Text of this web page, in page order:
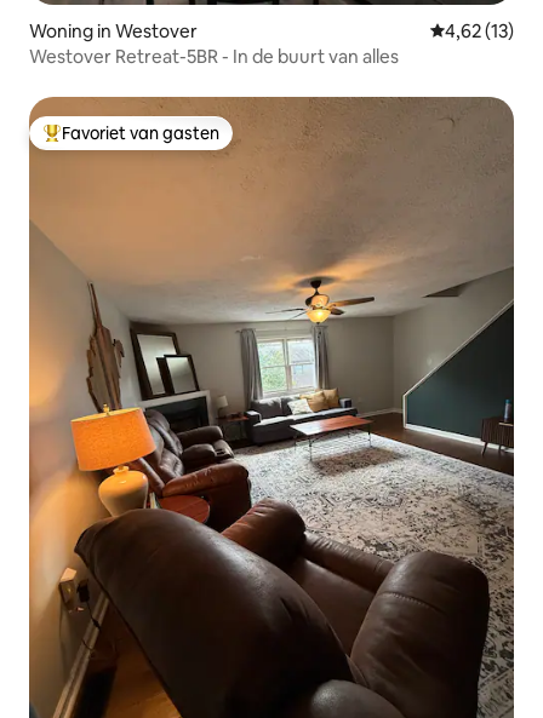
Woning in Westover Gemiddelde
4,62 (13)
Westover Retreat-5BR - In de buurt van alles
Topfavoriet van gasten
Favoriet van gasten